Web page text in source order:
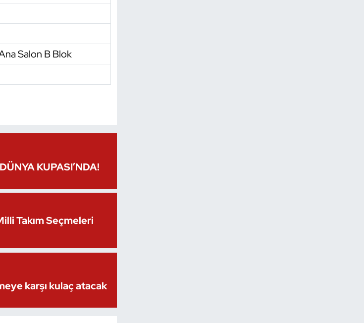
Salon B Blok
KUPASI’NDA!
Takım Seçmeleri
karşı kulaç atacak